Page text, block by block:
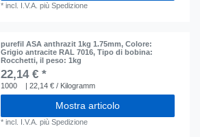
*incl. I.V.A. piùSpedizione
purefil ASA anthrazit 1kg 1.75mm, Colore:
Grigio antracite RAL 7016, Tipo di bobina:
Rocchetti, il peso: 1kg
22,14 € *
1000 | 22,14 € / Kilogramm
Mostra articolo
*incl. I.V.A. piùSpedizione